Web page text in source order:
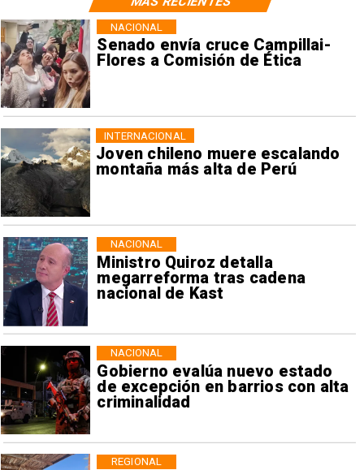
Senado envía cruce Campillai-
Flores a Comisión de Ética
NACIONAL
Joven chileno muere escalando
montaña más alta de Perú
INTERNACIONAL
Ministro Quiroz detalla
megarreforma tras cadena
nacional de Kast
NACIONAL
Gobierno evalúa nuevo estado
de excepción en barrios con alta
criminalidad
NACIONAL
REGIONAL